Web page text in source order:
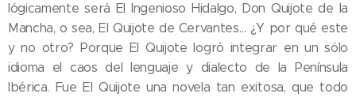
lógicamente será El Ingenioso Hidalgo, Don Quijote de la
Mancha, o sea, El Quijote de Cervantes… ¿Y por qué este
y no otro? Porque El Quijote logró integrar en un sólo
idioma el caos del lenguaje y dialecto de la Península
Ibérica. Fue El Quijote una novela tan exitosa, que todo